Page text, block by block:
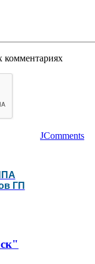
комментариях
JComments
ГП